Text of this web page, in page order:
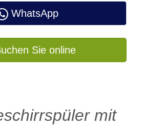
WhatsApp
Sie online
mit